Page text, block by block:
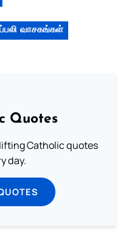
வாசகங்கள்
Quotes
Catholic quotes
day.